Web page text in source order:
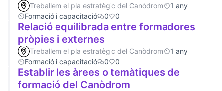
Treballem el pla estratègic del Canòdrom
1 any
Formació i capacitació
0 0
Relació equilibrada entre formadores
pròpies i externes
Treballem el pla estratègic del Canòdrom
1 any
Formació i capacitació
0 0
Establir les àrees o temàtiques de
formació del Canòdrom